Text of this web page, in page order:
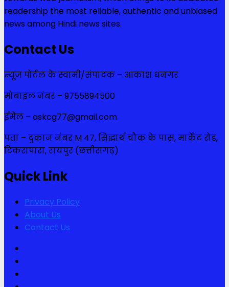
readership the most reliable, authentic and unbiased
news among Hindi news sites.
Contact Us
न्यूज पोर्टल के स्वामी/संपादक – आकाश धनगर
मोबाइल नंबर – 9755894500
ईमेल – askcg77@gmail.com
पता – दुकान नंबर M 47, सिद्धार्थ चौक के पास, मार्केट रोड,
टिकरापारा, रायपुर (छत्तीसगढ़)
Quick Link
Privacy Policy
About Us
Contact Us